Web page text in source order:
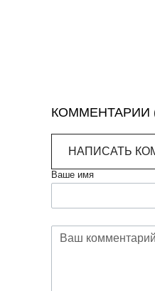
КОММЕНТАРИИ
НАПИСАТЬ
Ваше имя